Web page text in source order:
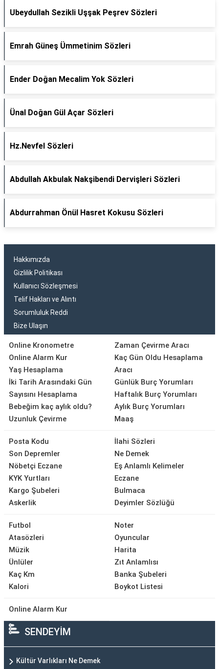
Ubeydullah Sezikli Uşşak Peşrev Sözleri
Emrah Güneş Ümmetinim Sözleri
Ender Doğan Mecalim Yok Sözleri
Ünal Doğan Gül Açar Sözleri
Hz.Nevfel Sözleri
Abdullah Akbulak Nakşibendi Dervişleri Sözleri
Abdurrahman Önül Hasret Kokusu Sözleri
Hakkımızda
Gizlilik Politikası
Kullanıcı Sözleşmesi
Telif Hakları ve Alıntı
Sorumluluk Reddi
Bize Ulaşın
Online Kronometre
Online Alarm Kur
Yaş Hesaplama
İki Tarih Arasındaki Gün
Sayısını Hesaplama
Bebeğim kaç aylık oldu?
Uzunluk Çevirme
Zaman Çevirme Aracı
Kaç Gün Oldu Hesaplama
Aracı
Günlük Burç Yorumları
Haftalık Burç Yorumları
Aylık Burç Yorumları
Maaş
Posta Kodu
Son Depremler
Nöbetçi Eczane
KYK Yurtları
Kargo Şubeleri
Askerlik
İlahi Sözleri
Ne Demek
Eş Anlamlı Kelimeler
Eczane
Bulmaca
Deyimler Sözlüğü
Futbol
Atasözleri
Müzik
Ünlüler
Kaç Km
Kalori
Noter
Oyuncular
Harita
Zıt Anlamlısı
Banka Şubeleri
Boykot Listesi
Online Alarm Kur
SENDEYİM
Kültür Varlıkları Ne Demek